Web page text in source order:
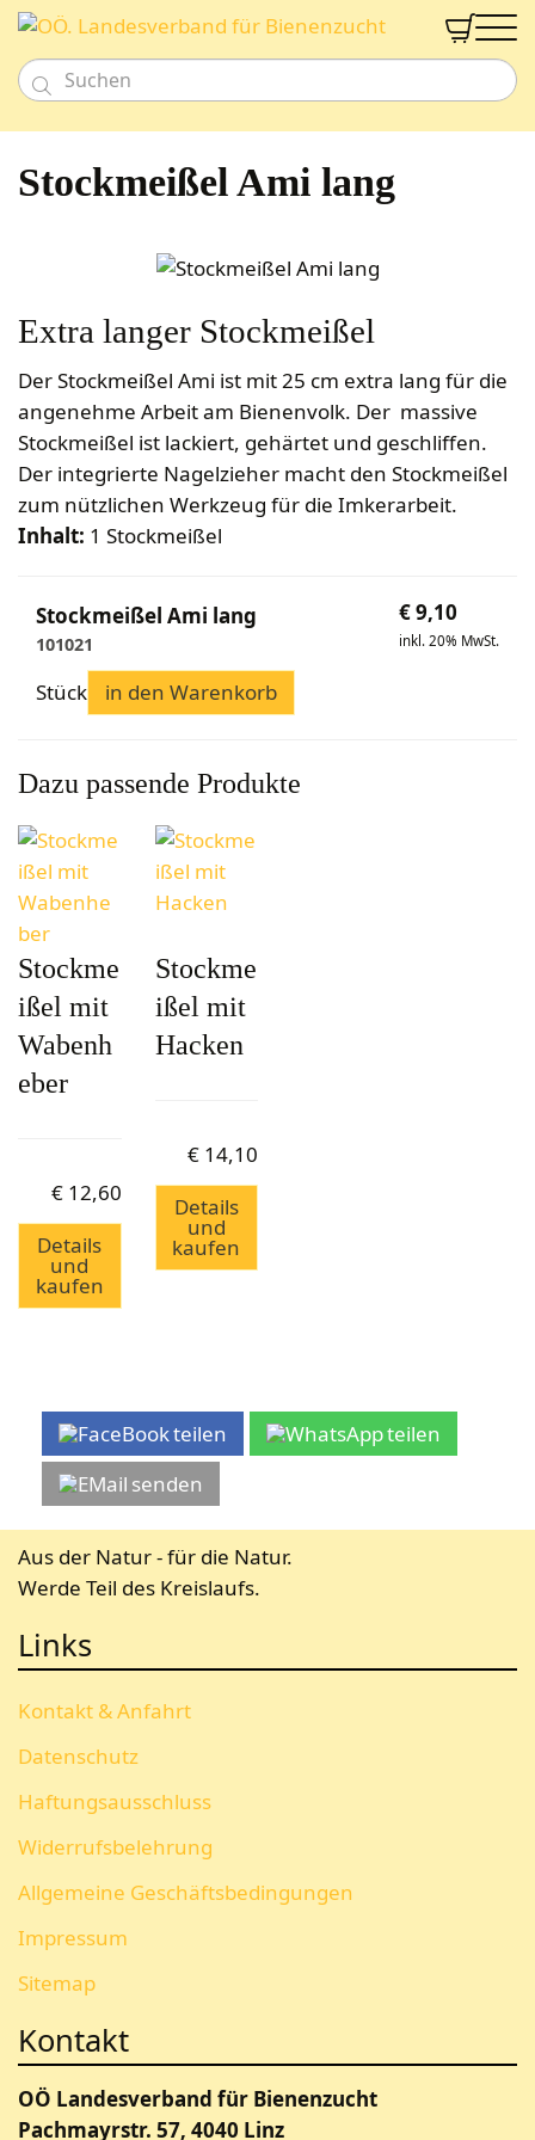

Imkereibedarf
Bienenarbeit
Smoker & Rauchwaren
Diverses für Bienenarbeit
Meisterbeute
EHM Uni Beute
Zander Beute
Segeberger Beute
Frankenbeute
Mini Plus
Dadant-Beuten & Kompatible Systeme
Wabenhonigwelt
Diverses
Bienenfütterung
Wachs und Verarbeitung
Königinnenzucht
Zuchtsysteme
Begattungskästchen
Königinnen zeichnen
Diverses für Königinnenzucht
Ernte und Lagerung
Honigernte
Schleudern
Siebe
Lagerung
Pollenernte
Honigverarbeitung
Vermarktung
Verkaufsgebinde
Bekleidung
Bienenluft
Fachliteratur
Imkerei
Bienengesundheit
Honig & Bienenprodukte
Diverse Fachliteratur
Honig- & Naturprodukte
Süßes & Pikantes
Nahrungsergänzungen
Dusch- & Schaumbäder
Haarpflegeprodukte
Seifen
Cremen & Salben
Lippenpflege
Kerzen & Zubehör
Kerzenwachs
Gießformen
Kerzen
Zubehör
Geschenkideen
Bienenpatenschaft
Imkershop
Labor
Zahlungsarten
Versandkosten
Newsletteranmeldung
Anmelden

Stockmeißel Ami lang
Extra langer Stockmeißel
Der Stockmeißel Ami ist mit 25 cm extra lang für die
angenehme Arbeit am Bienenvolk. Der massive
Stockmeißel ist lackiert, gehärtet und geschliffen.
Der integrierte Nagelzieher macht den Stockmeißel
zum nützlichen Werkzeug für die Imkerarbeit.
Inhalt: 1 Stockmeißel
Stockmeißel Ami lang
101021
€9,10
inkl. 20% MwSt.
Stück in den Warenkorb
Dazu passende Produkte
Stockme
ißel mit
Wabenh
eber
€ 12,60
Details
und
kaufen
Stockme
ißel mit
Hacken
€ 14,10
Details
und
kaufen
teilen
teilen
senden
Aus der Natur - für die Natur.
Werde Teil des Kreislaufs.
Links
Kontakt & Anfahrt
Datenschutz
Haftungsausschluss
Widerrufsbelehrung
Allgemeine Geschäftsbedingungen
Impressum
Sitemap
Kontakt
OÖ Landesverband für Bienenzucht
Pachmayrstr. 57, 4040 Linz